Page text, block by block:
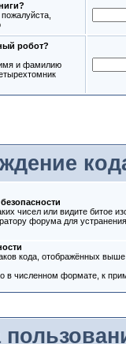
робот?
и фамилию
чисел или видите битое
форума для
кода, отображённых
в численном формате, к